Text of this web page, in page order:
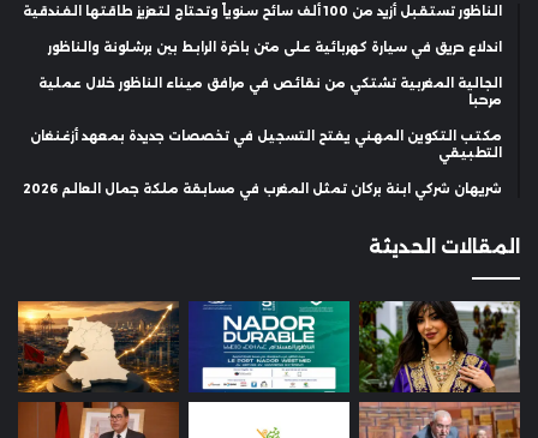
الناظور تستقبل أزيد من 100 ألف سائح سنوياً وتحتاج لتعزيز طاقتها الفندقية
اندلاع حريق في سيارة كهربائية على متن باخرة الرابط بين برشلونة والناظور
الجالية المغربية تشتكي من نقائص في مرافق ميناء الناظور خلال عملية
مرحبا
مكتب التكوين المهني يفتح التسجيل في تخصصات جديدة بمعهد أزغنغان
التطبيقي
شريهان شركي ابنة بركان تمثل المغرب في مسابقة ملكة جمال العالم 2026
المقالات الحديثة